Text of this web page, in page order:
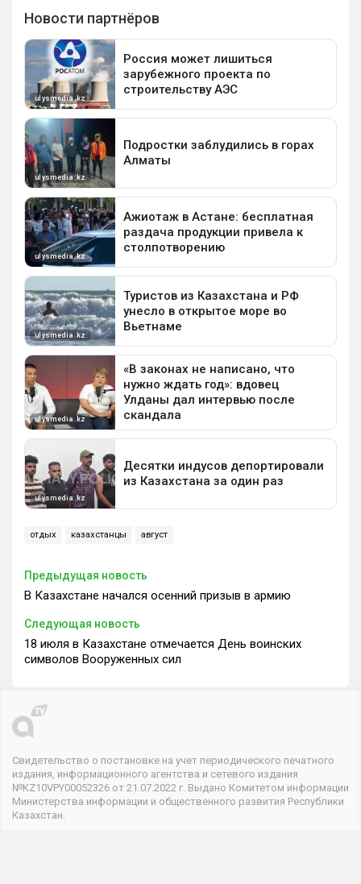
отдых казахстанцы август
Предыдущая новость
В Казахстане начался осенний призыв в армию
Следующая новость
18 июля в Казахстане отмечается День воинских
символов Вооруженных сил
Свидетельство о постановке на учет периодического печатного
издания, информационного агентства и сетевого издания
№KZ10VPY00052326 от 21.07.2022 г. Выдано Комитетом информации
Министерства информации и общественного развития Республики
Казахстан.